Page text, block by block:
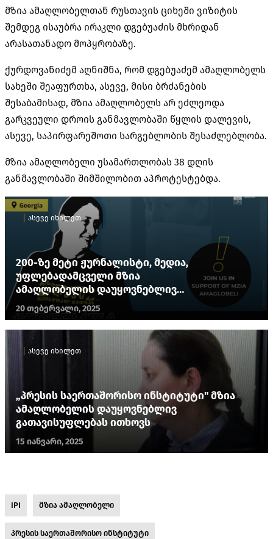
მზია ამაღლობელთან რუსთავის ციხეში ვიზიტის
შემდეგ ისაუბრა ირაკლი დგებუაძის მხრიდან
არასათანადო მოპყრობაზე.
ქურდოვანიძემ აღნიშნა, რომ დგებუაძემ ამაღლობელს
სახეში შეაფურთხა, ასევე, მისი ბრძანების
შესაბამისად, მზია ამაღლობელს არ ეძლეოდა
გარკვეული დროის განმავლობაში წყლის დალევის,
ასევე, საპირფარეშოთი სარგებლობის შესაძლებლობა.
მზია ამაღლობელი უსამართლობას 38 დღის
განმავლობაში შიმშილობით აპროტესტებდა.
ასევე იხილეთ
200-ზე მეტი ჟურნალისტი, მედია,
უფლებადამცველი მზია
ამაღლობელის დაუყოვნებლივ
გათავისუფლებას ითხოვს
20 თებერვალი, 2025
ასევე იხილეთ
„პრესის საერთაშორისო ინსტიტუტი" მზია
ამაღლობელის დაუყოვნებლივ
გათავისუფლებას ითხოვს
15 იანვარი, 2025
IPI მზია ამაღლობელი
პრესის საერთაშორისო ინსტიტუტი